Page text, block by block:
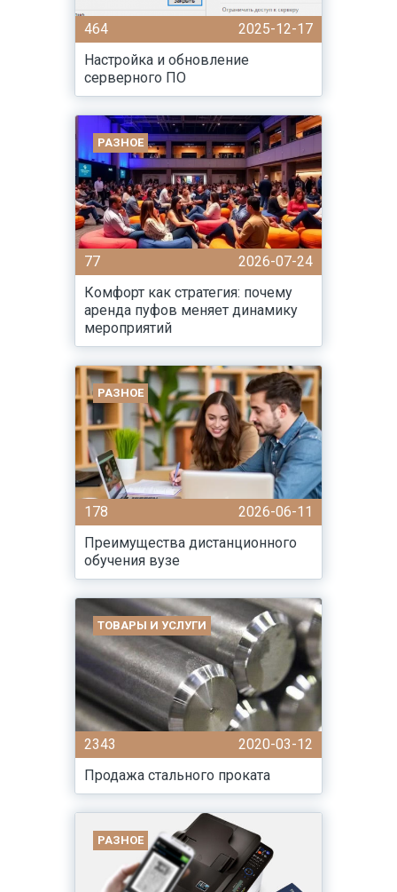
464
2025-12-17
Настройка и обновление
серверного ПО
РАЗНОЕ
77
2026-07-24
Комфорт как стратегия: почему
аренда пуфов меняет динамику
мероприятий
РАЗНОЕ
178
2026-06-11
Преимущества дистанционного
обучения вузе
ТОВАРЫ И УСЛУГИ
2343
2020-03-12
Продажа стального проката
РАЗНОЕ